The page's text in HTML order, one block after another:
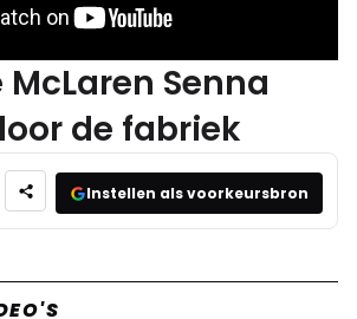
McLaren Senna
de fabriek
Instellen als voorkeursbron